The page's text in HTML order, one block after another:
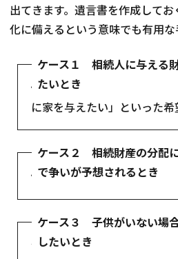
出てきます。遺言書を作成して
化に備えるという意味でも有用な
ケース１ 相続人に与える
たいとき
例：「長男に財産の２分の１
に家を与えたい」といった希
ケース２ 相続財産の分配
で争いが予想されるとき
例：子の仲が悪い。
ケース３ 子供がいない場
したいとき
注意：夫婦に子がいない場合